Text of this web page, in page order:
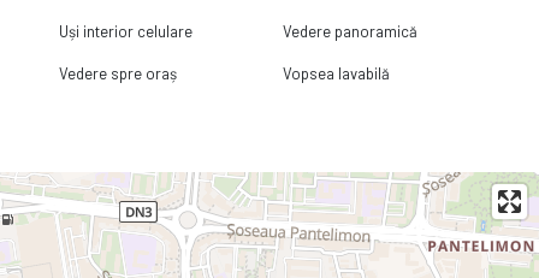
Uși interior celulare Vedere panoramică
Vedere spre oraș Vopsea lavabilă